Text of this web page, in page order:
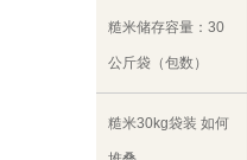
糙米储存容量：30
公斤袋（包数）
糙米30kg袋装 如何